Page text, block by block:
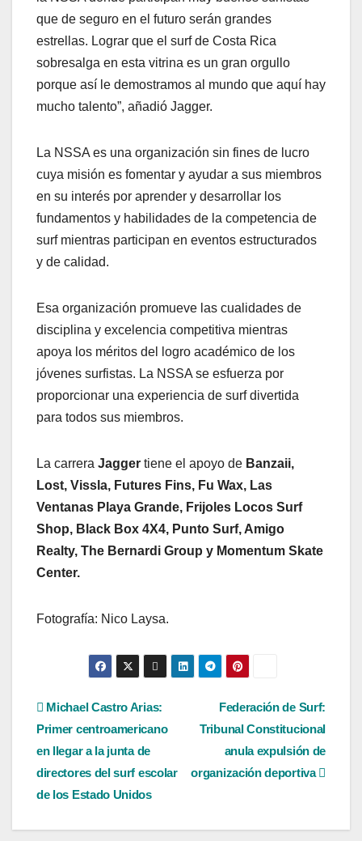
que de seguro en el futuro serán grandes
estrellas. Lograr que el surf de Costa Rica
sobresalga en esta vitrina es un gran orgullo
porque así le demostramos al mundo que aquí hay
mucho talento”, añadió Jagger.
La NSSA es una organización sin fines de lucro
cuya misión es fomentar y ayudar a sus miembros
en su interés por aprender y desarrollar los
fundamentos y habilidades de la competencia de
surf mientras participan en eventos estructurados
y de calidad.
Esa organización promueve las cualidades de
disciplina y excelencia competitiva mientras
apoya los méritos del logro académico de los
jóvenes surfistas. La NSSA se esfuerza por
proporcionar una experiencia de surf divertida
para todos sus miembros.
La carrera Jagger tiene el apoyo de Banzaii,
Lost, Vissla, Futures Fins, Fu Wax, Las
Ventanas Playa Grande, Frijoles Locos Surf
Shop, Black Box 4X4, Punto Surf, Amigo
Realty, The Bernardi Group y Momentum Skate
Center.
Fotografía: Nico Laysa.
Navegación
de
entradas
Federación de Surf:
Tribunal Constitucional
anula expulsión de
organización deportiva
Michael Castro Arias:
Primer centroamericano
en llegar a la junta de
directores del surf escolar
de los Estado Unidos